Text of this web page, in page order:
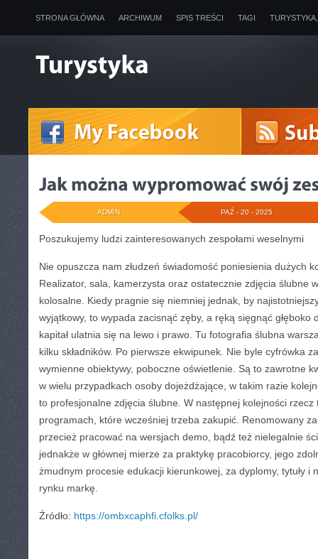
STRONA GŁÓWNA ARCHIWUM SPIS TREŚCI TAGI
PAŹ - 20 - 2025
ADMIN
Poszukujemy ludzi zainteresowanych zespołami weselnymi
Nie opuszcza nam złudzeń świadomość poniesienia dużych
Realizator, sala, kamerzysta oraz ostatecznie zdjęcia ślubne
kolosalne. Kiedy pragnie się niemniej jednak, by
wyjątkowy, to wypada zacisnąć zęby, a ręką sięgnąć głęboko
kapitał ulatnia się na lewo i prawo. Tu fotografia ślubna
kilku składników. Po pierwsze ekwipunek. Nie byle cyfrówka
wymienne obiektywy, poboczne oświetlenie. Są to zawrotne
w wielu przypadkach osoby dojeżdżające, w takim razie
to profesjonalne zdjęcia ślubne. W następnej kolejności rzecz
programach, które wcześniej trzeba zakupić. Renomowany
przecież pracować na wersjach demo, bądź też nielegalnie
jednakże w głównej mierze za praktykę pracobiorcy, jego
żmudnym procesie edukacji kierunkowej, za dyplomy, tytuły i
rynku markę.
Źródło: https://ombxcaphfi.cfolks.pl/